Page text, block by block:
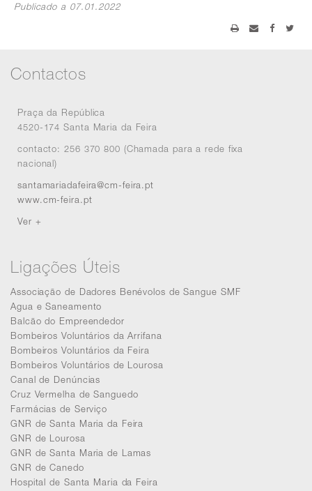
Publicado a 07.01.2022
Contactos
Praça da República
4520-174 Santa Maria da Feira
contacto: 256 370 800 (Chamada para a rede fixa
nacional)
santamariadafeira@cm-feira.pt
www.cm-feira.pt
Ver +
Ligações Úteis
Associação de Dadores Benévolos de Sangue SMF
Agua e Saneamento
Balcão do Empreendedor
Bombeiros Voluntários da Arrifana
Bombeiros Voluntários da Feira
Bombeiros Voluntários de Lourosa
Canal de Denúncias
Cruz Vermelha de Sanguedo
Farmácias de Serviço
GNR de Santa Maria da Feira
GNR de Lourosa
GNR de Santa Maria de Lamas
GNR de Canedo
Hospital de Santa Maria da Feira